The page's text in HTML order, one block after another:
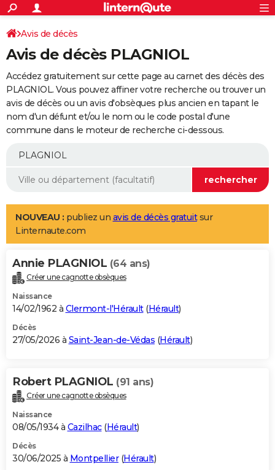
ACTUALITÉS
Politique
Société
Faits Divers
Education
Monde
Villes
+
SPORT
Coupe du monde 2026
Football
Tennis
Cyclisme
Rugby
Forum
Programme TV
TNT
Streaming
Cinéma
Sorties cinéma
Musique
+
FINANCE
Retraite
Epargne
Immobilier
Risques naturels par ville
Banque
Assurance
AUTO
Essais
Réserver un essai
Citadines
Berlines
SUV
Forum auto
+
Mobiles
Meilleur smartphone
Internet
Ordinateurs
Jeux vidéo
Guide high-tech
Aménagement intérieur
LIFESTYLE
Art de vivre
Bien-être
Loisirs
Mode
Modes de vie
Alimentation
Guide de la santé
Maladies
Médicaments
Sommeil
VOYAGE
Destinations
City break
Voyage nature
Voyage de noces
Forum
Climat
+PHOTO
GUIDES D'ACHAT
BONS PLANS
Carte de Noël
Carte Bonne année
Carte Saint-Valentin
Carte Pâques
Carte d'anniversaire
DICTIONNAIRE
Dictionnaire
Biographies
Citations
Expressions
Proverbes
PROGRAMME TV
S'inscrire
Se connecter
Lycées
Collèges
Primaires
Universités
Entreprises
Service militaire
Avis de recherche
AVIS DE DÉCÈS
Avis de décès
Avis de décès PLAGNIOL
Accédez gratuitement sur cette page au carnet des décès des
PLAGNIOL. Vous pouvez affiner votre recherche ou trouver un
avis de décès ou un avis d'obsèques plus ancien en tapant le
nom d'un défunt et/ou le nom ou le code postal d'une
commune dans le moteur de recherche ci-dessous.
NOUVEAU : publiez un avis de décès gratuitsur
Linternaute.com
Annie PLAGNIOL (64 ans)
Créer une cagnotte obsèques
Naissance
14/02/1962 à Clermont-l'Hérault(Hérault)
Décès
27/05/2026 à Saint-Jean-de-Védas (Hérault)
Robert PLAGNIOL (91 ans)
Créer une cagnotte obsèques
Naissance
08/05/1934 à Cazilhac(Hérault)
Décès
30/06/2025 à Montpellier(Hérault)